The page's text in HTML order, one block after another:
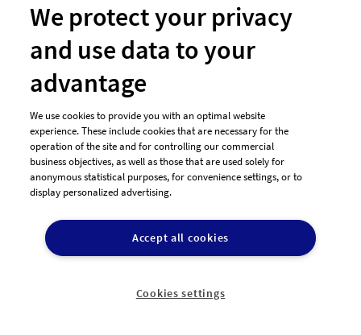
#109 Logo-Design vonSashpictures
#91 Logo-Design von
We protect your privacy
and use data to your
advantage
We use cookies to provide you with an optimal website
experience. These include cookies that are necessary for the
operation of the site and for controlling our commercial
business objectives, as well as those that are used solely for
anonymous statistical purposes, for convenience settings, or to
display personalized advertising.
Accept all cookies
Cookies settings